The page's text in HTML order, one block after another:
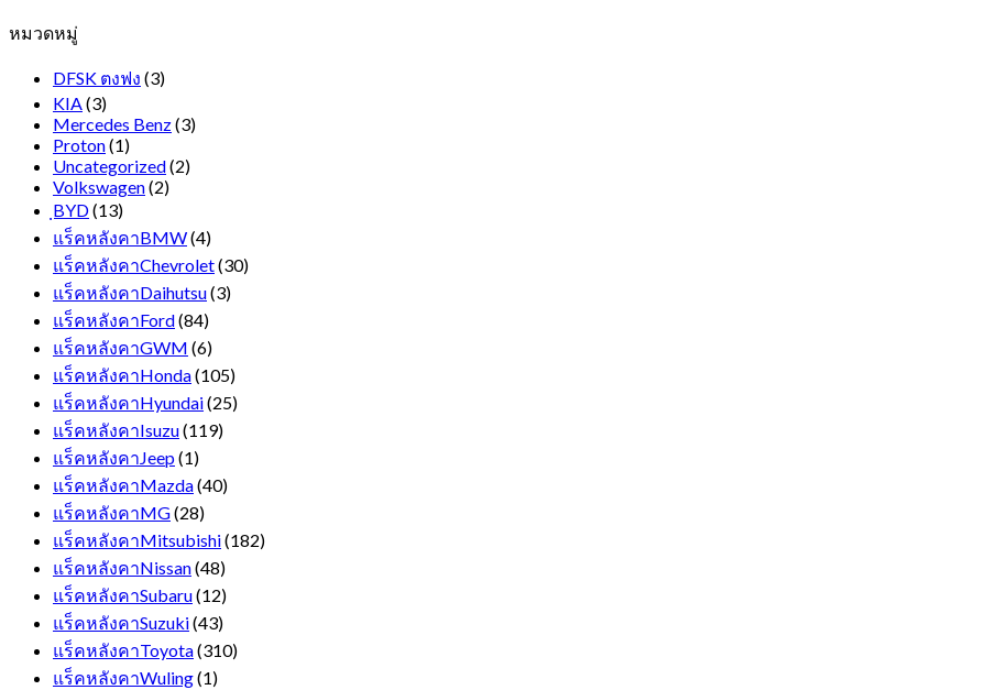
หมวดหมู่
DFSK ตงฟง (3)
KIA(3)
Mercedes Benz(3)
Proton(1)
Uncategorized(2)
Volkswagen(2)
ฺBYD(13)
แร็คหลังคาBMW(4)
แร็คหลังคาChevrolet(30)
แร็คหลังคาDaihutsu(3)
แร็คหลังคาFord(84)
แร็คหลังคาGWM (6)
แร็คหลังคาHonda(105)
แร็คหลังคาHyundai(25)
แร็คหลังคาIsuzu(119)
แร็คหลังคาJeep(1)
แร็คหลังคาMazda(40)
แร็คหลังคาMG(28)
แร็คหลังคาMitsubishi(182)
แร็คหลังคาNissan(48)
แร็คหลังคาSubaru(12)
แร็คหลังคาSuzuki(43)
แร็คหลังคาToyota(310)
แร็คหลังคาWuling(1)